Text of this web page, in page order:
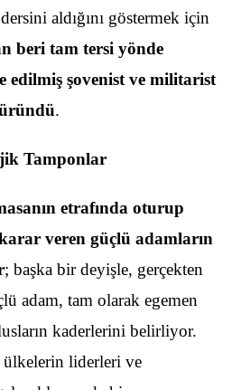
aldığını göstermek için
beri tam tersi yönde
edilmiş şovenist ve militarist
.
Tamponlar
etrafında oturup
veren güçlü adamların
; başka bir deyişle, gerçekten
adam, tam olarak egemen
kaderlerini belirliyor.
liderleri ve